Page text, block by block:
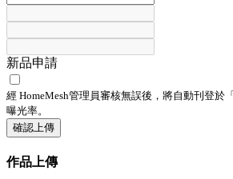
新品申請
經 HomeMesh管理員審核無誤後，將自動刊登於「
曝光率。
確認上傳
作品上傳